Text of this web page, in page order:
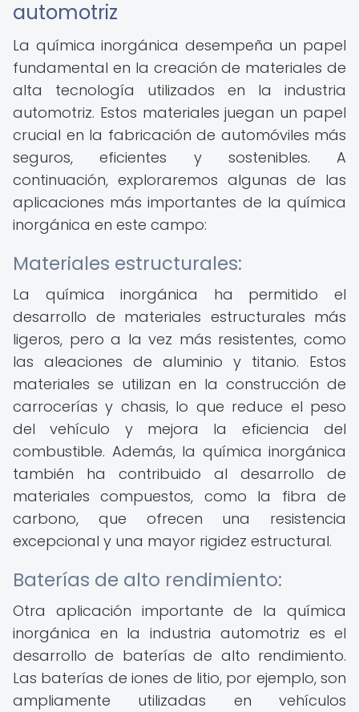
automotriz
La química inorgánica desempeña un papel
fundamental en la creación de materiales de
alta tecnología utilizados en la industria
automotriz. Estos materiales juegan un papel
crucial en la fabricación de automóviles más
seguros, eficientes y sostenibles. A
continuación, exploraremos algunas de las
aplicaciones más importantes de la química
inorgánica en este campo:
Materiales estructurales:
La química inorgánica ha permitido el
desarrollo de materiales estructurales más
ligeros, pero a la vez más resistentes, como
las aleaciones de aluminio y titanio. Estos
materiales se utilizan en la construcción de
carrocerías y chasis, lo que reduce el peso
del vehículo y mejora la eficiencia del
combustible. Además, la química inorgánica
también ha contribuido al desarrollo de
materiales compuestos, como la fibra de
carbono, que ofrecen una resistencia
excepcional y una mayor rigidez estructural.
Baterías de alto rendimiento:
Otra aplicación importante de la química
inorgánica en la industria automotriz es el
desarrollo de baterías de alto rendimiento.
Las baterías de iones de litio, por ejemplo, son
ampliamente utilizadas en vehículos